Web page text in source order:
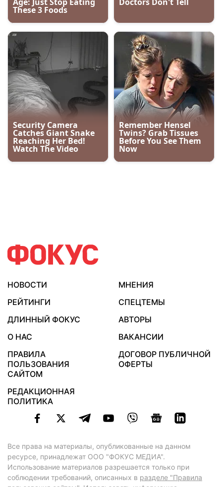
НОВОСТИ
МНЕНИЯ
РЕЙТИНГИ
СПЕЦТЕМЫ
ДЛИННЫЙ ФОКУС
АВТОРЫ
О НАС
ВАКАНСИИ
ПРАВИЛА
ПОЛЬЗОВАНИЯ
САЙТОМ
ДОГОВОР ПУБЛИЧНОЙ
ОФЕРТЫ
РЕДАКЦИОННАЯ
ПОЛИТИКА
Все права на материалы, опубликованные на данном
ресурсе, принадлежат ООО "ФОКУС МЕДИА".
Использование материалов разрешается только при
соблюдении требований, описанных в разделе "Правила